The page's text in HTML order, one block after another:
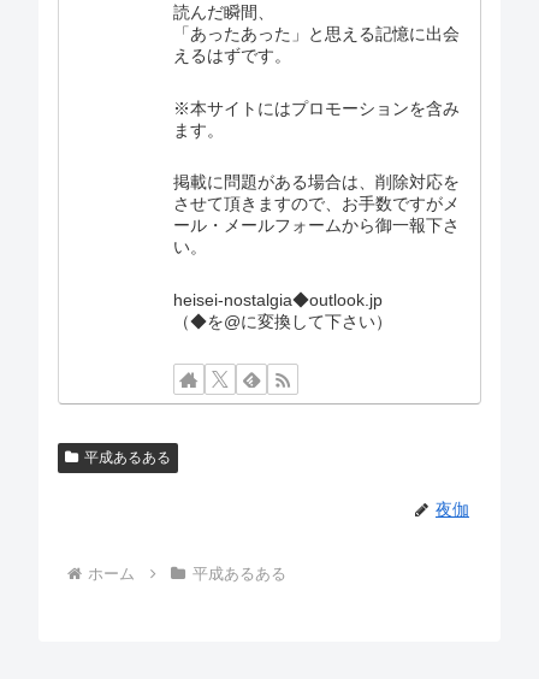
読んだ瞬間、
「あったあった」と思える記憶に出会
えるはずです。
※本サイトにはプロモーションを含み
ます。
掲載に問題がある場合は、削除対応を
させて頂きますので、お手数ですがメ
ール・メールフォームから御一報下さ
い。
heisei-nostalgia◆outlook.jp
（◆を@に変換して下さい）
平成あるある
夜伽
ホーム 平成あるある